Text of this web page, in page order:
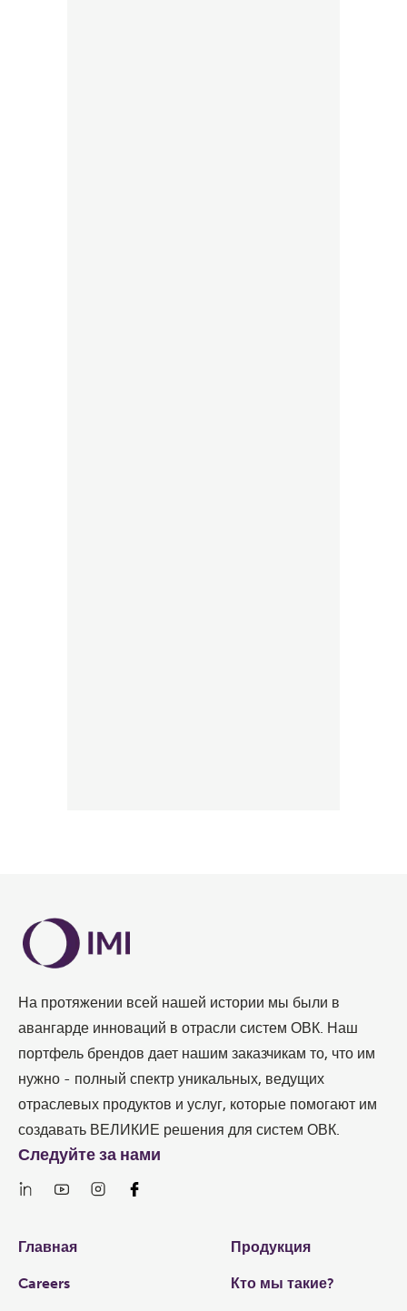
На протяжении всей нашей истории мы были в
авангарде инноваций в отрасли систем ОВК. Наш
портфель брендов дает нашим заказчикам то, что им
нужно - полный спектр уникальных, ведущих
отраслевых продуктов и услуг, которые помогают им
создавать ВЕЛИКИЕ решения для систем ОВК.
Links
Главная Продукция
Careers Кто мы такие?
Следуйте за нами